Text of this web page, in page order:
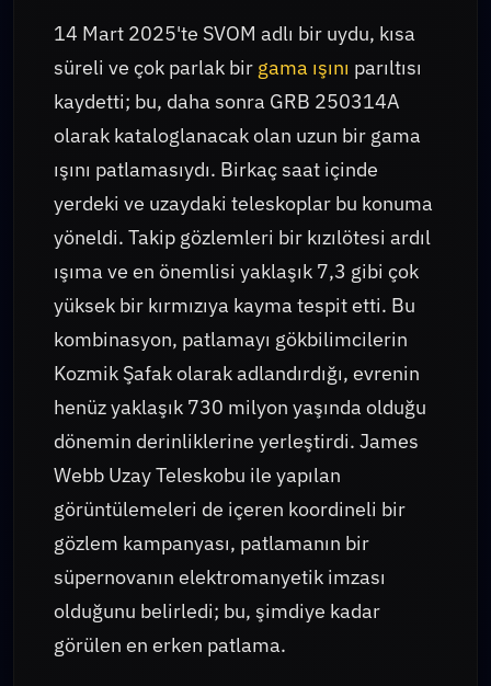
14 Mart 2025'te SVOM adlı bir uydu, kısa
süreli ve çok parlak bir gama ışını parıltısı
kaydetti; bu, daha sonra GRB 250314A
olarak kataloglanacak olan uzun bir gama
ışını patlamasıydı. Birkaç saat içinde
yerdeki ve uzaydaki teleskoplar bu konuma
yöneldi. Takip gözlemleri bir kızılötesi ardıl
ışıma ve en önemlisi yaklaşık 7,3 gibi çok
yüksek bir kırmızıya kayma tespit etti. Bu
kombinasyon, patlamayı gökbilimcilerin
Kozmik Şafak olarak adlandırdığı, evrenin
henüz yaklaşık 730 milyon yaşında olduğu
dönemin derinliklerine yerleştirdi. James
Webb Uzay Teleskobu ile yapılan
görüntülemeleri de içeren koordineli bir
gözlem kampanyası, patlamanın bir
süpernovanın elektromanyetik imzası
olduğunu belirledi; bu, şimdiye kadar
görülen en erken patlama.